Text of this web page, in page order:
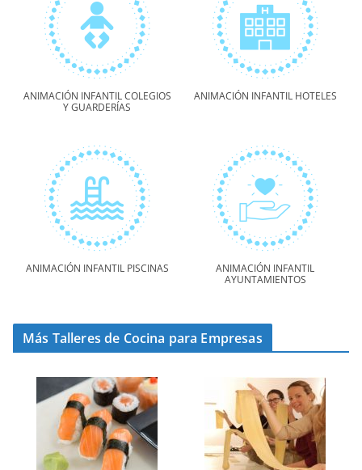
ANIMACIÓN INFANTIL COLEGIOS
Y GUARDERÍAS
ANIMACIÓN INFANTIL HOTELES
ANIMACIÓN INFANTIL PISCINAS
ANIMACIÓN INFANTIL
AYUNTAMIENTOS
Más Talleres de Cocina para Empresas